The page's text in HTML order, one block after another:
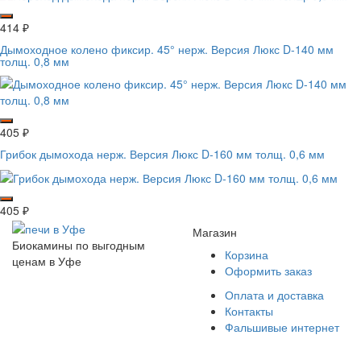
414 ₽
Дымоходное колено фиксир. 45° нерж. Версия Люкс D-140 мм
толщ. 0,8 мм
405 ₽
Грибок дымохода нерж. Версия Люкс D-160 мм толщ. 0,6 мм
405 ₽
Биокамины по выгодным
ценам в Уфе
Магазин
Корзина
Оформить заказ
Оплата и доставка
Контакты
Фальшивые интернет